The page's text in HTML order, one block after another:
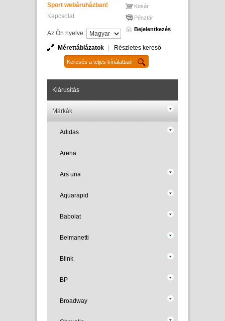
Sport webáruházban!
Kapcsolat
Az Ön nyelve:
Kosár
Pénztár
Bejelentkezés
Mérettáblázatok Részletes kereső
Kiárusítás
Márkák
Adidas
Arena
Ars una
Aquarapid
Babolat
Belmanetti
Blink
BP
Broadway